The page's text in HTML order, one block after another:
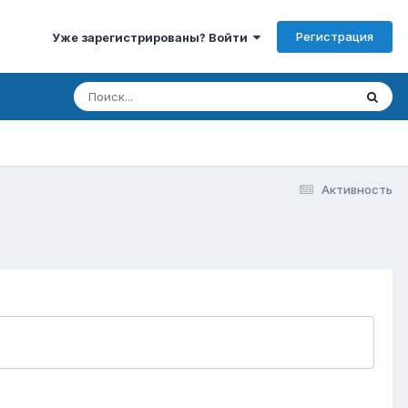
Уже зарегистрированы? Войти Регистрация
Активность